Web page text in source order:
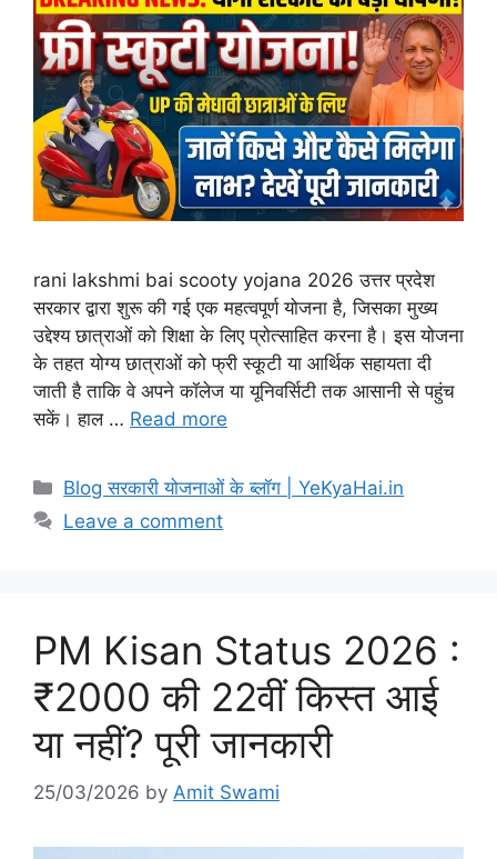
rani lakshmi bai scooty yojana 2026 उत्तर प्रदेश
सरकार द्वारा शुरू की गई एक महत्वपूर्ण योजना है, जिसका मुख्य
उद्देश्य छात्राओं को शिक्षा के लिए प्रोत्साहित करना है। इस योजना
के तहत योग्य छात्राओं को फ्री स्कूटी या आर्थिक सहायता दी
जाती है ताकि वे अपने कॉलेज या यूनिवर्सिटी तक आसानी से पहुंच
सकें। हाल … Read more
Blog सरकारी योजनाओं के ब्लॉग | YeKyaHai.in
Leave a comment
PM Kisan Status 2026 :
₹2000 की 22वीं किस्त आई
या नहीं? पूरी जानकारी
25/03/2026 by Amit Swami